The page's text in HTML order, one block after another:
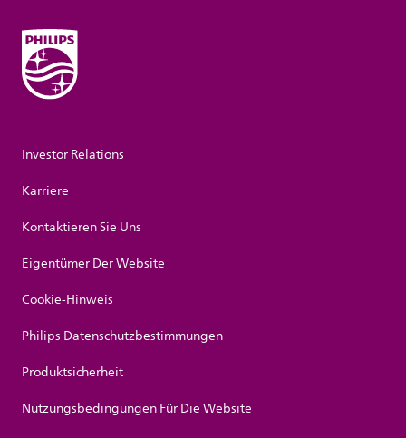
Investor Relations
Karriere
Kontaktieren Sie Uns
Eigentümer Der Website
Cookie-Hinweis
Philips Datenschutzbestimmungen
Produktsicherheit
Nutzungsbedingungen Für Die Website